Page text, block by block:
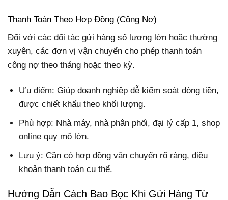
Thanh Toán Theo Hợp Đồng (Công Nợ)
Đối với các đối tác gửi hàng số lượng lớn hoặc thường
xuyên, các đơn vị vận chuyển cho phép thanh toán
công nợ theo tháng hoặc theo kỳ.
Ưu điểm: Giúp doanh nghiệp dễ kiểm soát dòng tiền,
được chiết khấu theo khối lượng.
Phù hợp: Nhà máy, nhà phân phối, đại lý cấp 1, shop
online quy mô lớn.
Lưu ý: Cần có hợp đồng vận chuyển rõ ràng, điều
khoản thanh toán cụ thể.
Hướng Dẫn Cách Bao Bọc Khi Gửi Hàng Từ